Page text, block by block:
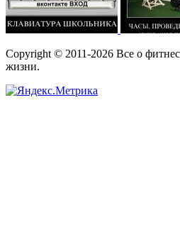
Copyright © 2011-2026 Все о
жизни.